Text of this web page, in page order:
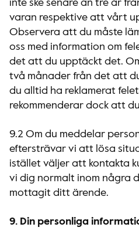
inte ske senare än tre år
varan respektive att vårt
Observera att du måste
oss med information om
det att du upptäckt det.
två månader från det att
du alltid ha reklamerat
rekommenderar dock att
9.2 Om du meddelar
eftersträvar vi att lösa
istället väljer att kontakta
vi dig normalt inom några
mottagit ditt ärende.
9. Din personliga